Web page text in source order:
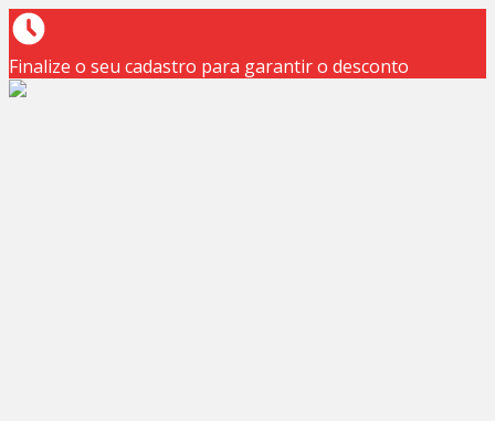
Finalize o seu cadastro para garantir o desconto